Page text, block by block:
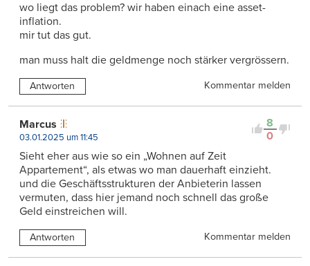
wo liegt das problem? wir haben einach eine asset-
inflation.
mir tut das gut.
man muss halt die geldmenge noch stärker vergrössern.
Antworten Kommentar melden
8
0
Marcus
03.01.2025 um 11:45
Sieht eher aus wie so ein „Wohnen auf Zeit
Appartement“, als etwas wo man dauerhaft einzieht.
und die Geschäftsstrukturen der Anbieterin lassen
vermuten, dass hier jemand noch schnell das große
Geld einstreichen will.
Antworten Kommentar melden